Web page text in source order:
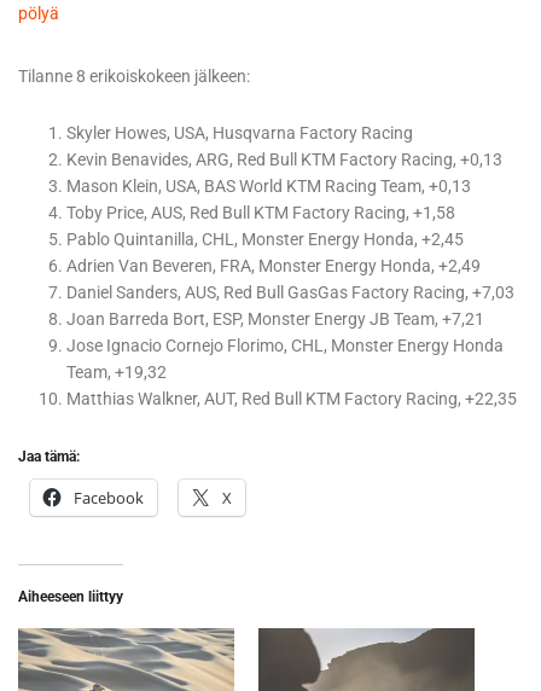
pölyä
Tilanne 8 erikoiskokeen jälkeen:
Skyler Howes, USA, Husqvarna Factory Racing
Kevin Benavides, ARG, Red Bull KTM Factory Racing, +0,13
Mason Klein, USA, BAS World KTM Racing Team, +0,13
Toby Price, AUS, Red Bull KTM Factory Racing, +1,58
Pablo Quintanilla, CHL, Monster Energy Honda, +2,45
Adrien Van Beveren, FRA, Monster Energy Honda, +2,49
Daniel Sanders, AUS, Red Bull GasGas Factory Racing, +7,03
Joan Barreda Bort, ESP, Monster Energy JB Team, +7,21
Jose Ignacio Cornejo Florimo, CHL, Monster Energy Honda
Team, +19,32
Matthias Walkner, AUT, Red Bull KTM Factory Racing, +22,35
Jaa tämä:
Facebook X
Aiheeseen liittyy